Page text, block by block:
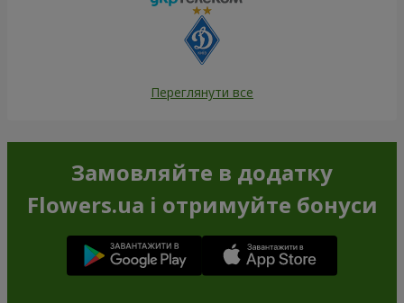
Переглянути все
Замовляйте в додатку
Flowers.ua і отримуйте бонуси